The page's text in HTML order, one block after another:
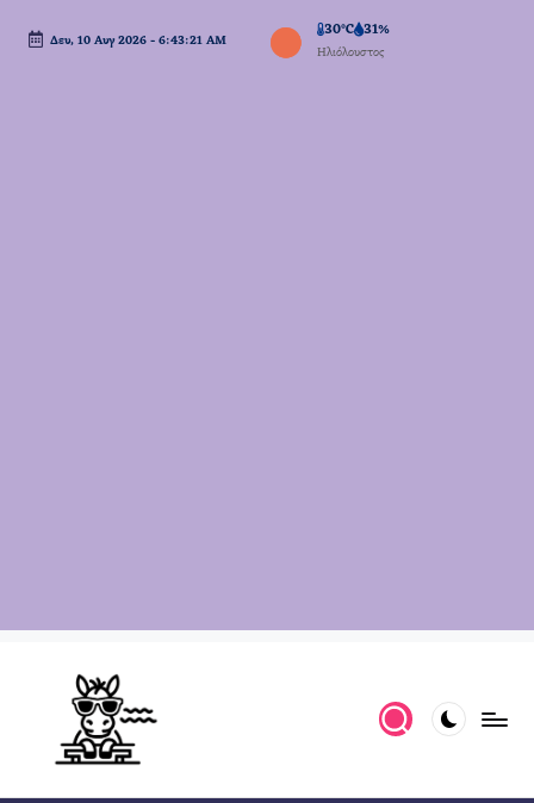
Μετάβαση
Δευ, 10 Αυγ 2026- 6:43:21 AM
30°C 31%
Ηλιόλουστος